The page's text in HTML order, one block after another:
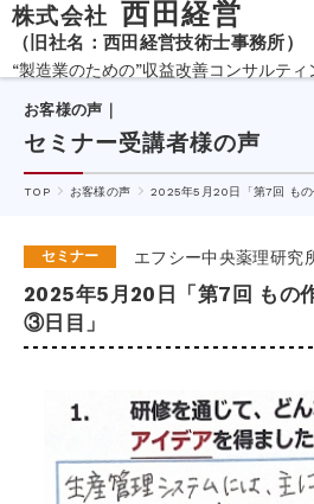
株式会社 西田経営
（旧社名：西田経営技術士事務所）
“製造業のための”収益改善コンサルティ
お客様の声｜
セミナー受講者様の声
TOP お客様の声 2025年5月20日「第7回 もの
セミナー エフシー中央薬理研
2025年5月20日「第7回 もの
③日目」